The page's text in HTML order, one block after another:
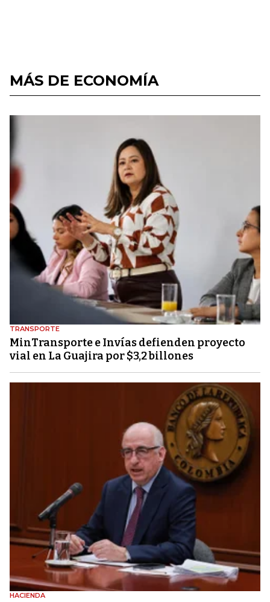
MÁS DE ECONOMÍA
TRANSPORTE
MinTransporte e Invías defienden proyecto
vial en La Guajira por $3,2 billones
HACIENDA